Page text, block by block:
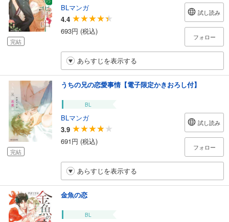
完結
BLマンガ
4.4
693円 (税込)
試し読み
フォロー
あらすじを表示する
完結
うちの兄の恋愛事情【電子限定かきおろし付】
BL
BLマンガ
3.9
691円 (税込)
試し読み
フォロー
あらすじを表示する
金魚の恋
BL